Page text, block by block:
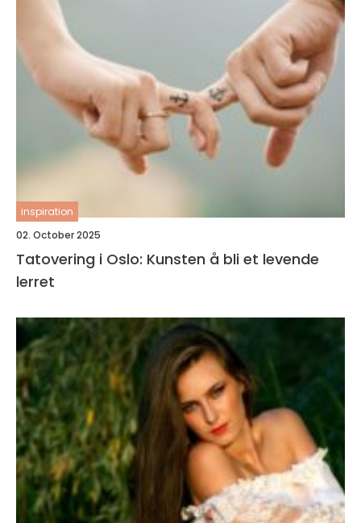
inspiration
02. October 2025
Tatovering i Oslo: Kunsten å bli et levende
lerret